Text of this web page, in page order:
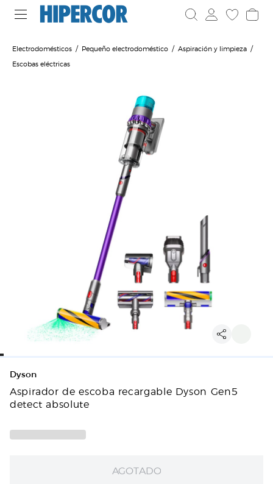
Electrodomésticos Pequeño electrodoméstico
Aspiración y limpieza
Escobas eléctricas
Dyson
Aspirador de escoba recargable Dyson Gen5
detect absolute
AGOTADO